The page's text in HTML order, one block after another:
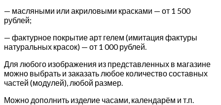
— масляными или акриловыми красками — от 1 500
рублей;
— фактурное покрытие арт гелем (имитация фактуры
натуральных красок) — от 1 000 рублей.
Для любого изображения из представленных в магазине
можно выбрать и заказать любое количество составных
частей (модулей), любой размер.
Можно дополнить изделие часами, календарём и т.п.